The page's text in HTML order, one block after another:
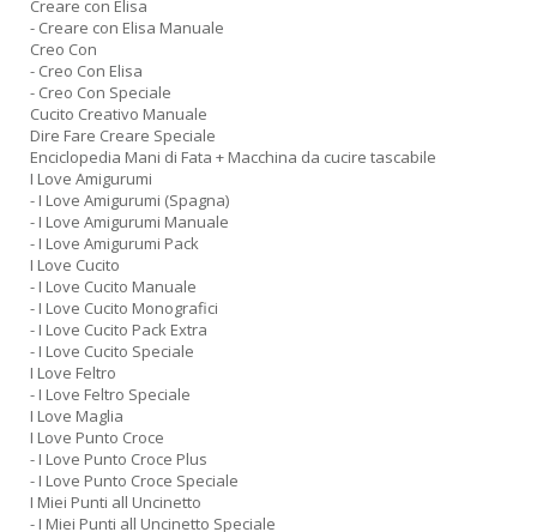
Creare con Elisa
- Creare con Elisa Manuale
Creo Con
- Creo Con Elisa
- Creo Con Speciale
Cucito Creativo Manuale
Dire Fare Creare Speciale
Enciclopedia Mani di Fata + Macchina da cucire tascabile
I Love Amigurumi
- I Love Amigurumi (Spagna)
- I Love Amigurumi Manuale
- I Love Amigurumi Pack
I Love Cucito
- I Love Cucito Manuale
- I Love Cucito Monografici
- I Love Cucito Pack Extra
- I Love Cucito Speciale
I Love Feltro
- I Love Feltro Speciale
I Love Maglia
I Love Punto Croce
- I Love Punto Croce Plus
- I Love Punto Croce Speciale
I Miei Punti all Uncinetto
- I Miei Punti all Uncinetto Speciale